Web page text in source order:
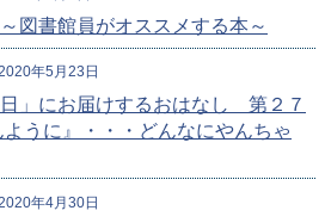
図書館員がオススメする本～
年5月23日
日」にお届けするおはなし 第２７
うに』・・・どんなにやんちゃ
年4月30日